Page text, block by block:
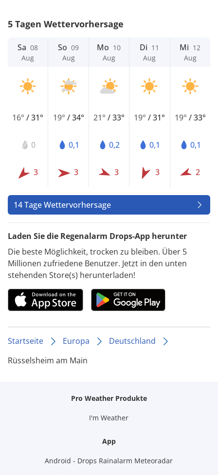
5 Tagen Wettervorhersage
Sa 08
Aug
16°/31°
0
3
So 09
Aug
19° /34°
0,1
3
Mo 10
Aug
21° /33°
0,2
3
Di 11
Aug
19°/31°
0,1
3
Mi 12
Aug
19° /33°
0,1
2
14 Tage Wettervorhersage
Laden Sie die Regenalarm Drops-App herunter
Die beste Möglichkeit, trocken zu bleiben. Über 5
Millionen zufriedene Benutzer. Jetzt in den unten
stehenden Store(s) herunterladen!
Startseite Europa
Deutschland
Rüsselsheim am Main
Pro Weather Produkte
I'm Weather
App
Android - Drops Rainalarm Meteoradar